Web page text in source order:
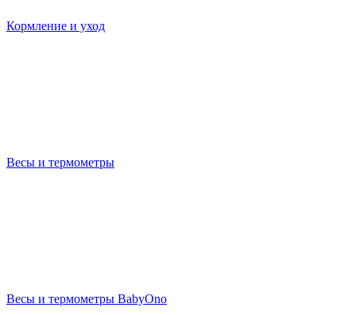
Кормление и уход
Весы и термометры
Весы и термометры BabyOno